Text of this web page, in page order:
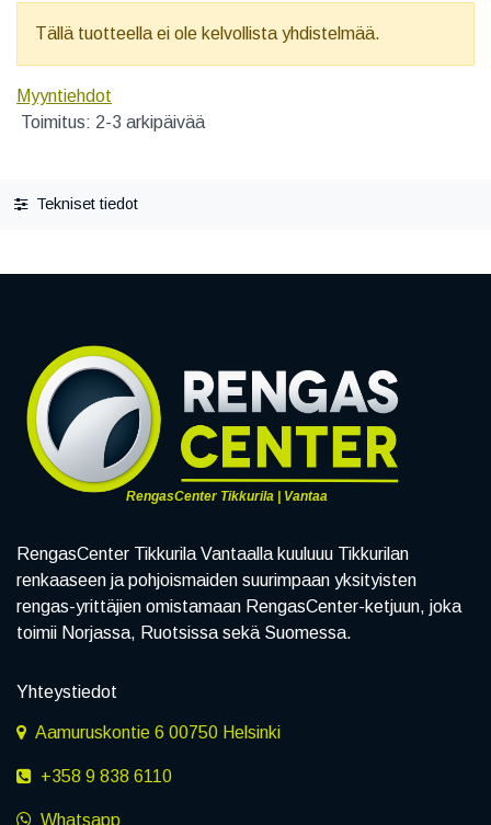
Tällä tuotteella ei ole kelvollista yhdistelmää.
Myyntiehdot
Toimitus: 2-3 arkipäivää
Tekniset tiedot
RengasCenter Tikkurila | Vantaa
RengasCenter Tikkurila Vantaalla kuuluuu Tikkurilan
renkaaseen ja pohjoismaiden suurimpaan yksityisten
rengas-yrittäjien omistamaan RengasCenter-ketjuun, joka
toimii Norjassa, Ruotsissa sekä Suomessa.
Yhteystiedot
Aamuruskontie 6 00750 Helsinki
+358 9 838 6110
Whatsapp